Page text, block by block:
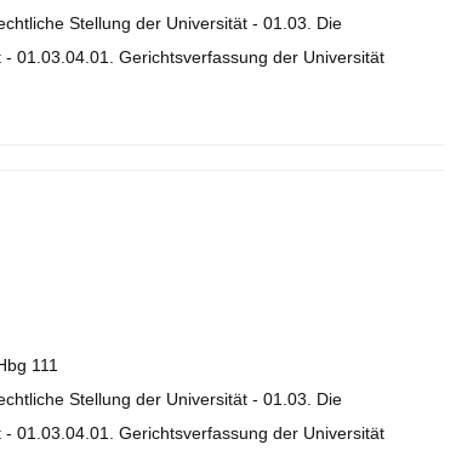
Stellung der Universität - 01.03. Die
01.03.04.01. Gerichtsverfassung der Universität
111
Stellung der Universität - 01.03. Die
01.03.04.01. Gerichtsverfassung der Universität